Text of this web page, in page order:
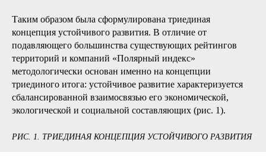
Таким образом была сформулирована триединая
концепция устойчивого развития. В отличие от
подавляющего большинства существующих рейтингов
территорий и компаний «Полярный индекс»
методологически основан именно на концепции
триединого итога: устойчивое развитие характеризуется
сбалансированной взаимосвязью его экономической,
экологической и социальной составляющих (рис. 1).
РИС. 1. ТРИЕДИНАЯ КОНЦЕПЦИЯ УСТОЙЧИВОГО РАЗВИТИЯ